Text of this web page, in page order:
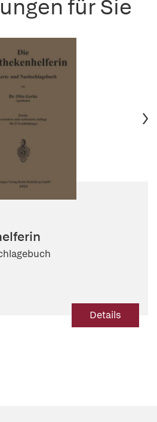
für Sie
Details